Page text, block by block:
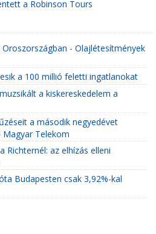
a Robinson Tours
- Olajlétesítmények
a 100 millió feletti ingatlanokat
a kiskereskedelem a
a második negyedévet
Magyar Telekom
Richternél: az elhízás elleni
Budapesten csak 3,92%-kal